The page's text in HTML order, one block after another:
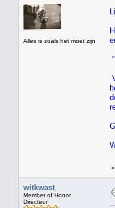
Alles is zoals het moet zijn
«
witkwast
Member of Honor
Directeur